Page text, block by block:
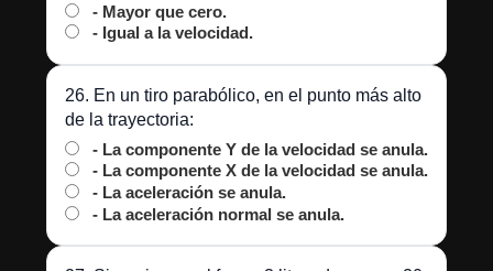
- Mayor que cero.
- Igual a la velocidad.
26. En un tiro parabólico, en el punto más alto
de la trayectoria:
- La componente Y de la velocidad se anula.
- La componente X de la velocidad se anula.
- La aceleración se anula.
- La aceleración normal se anula.